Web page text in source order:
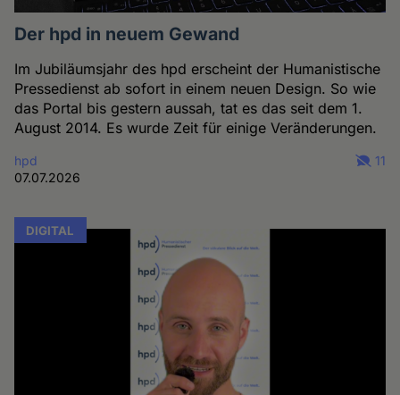
Der hpd in neuem Gewand
Im Jubiläumsjahr des hpd erscheint der Humanistische
Pressedienst ab sofort in einem neuen Design. So wie
das Portal bis gestern aussah, tat es das seit dem 1.
August 2014. Es wurde Zeit für einige Veränderungen.
hpd
07.07.2026
11
DIGITAL